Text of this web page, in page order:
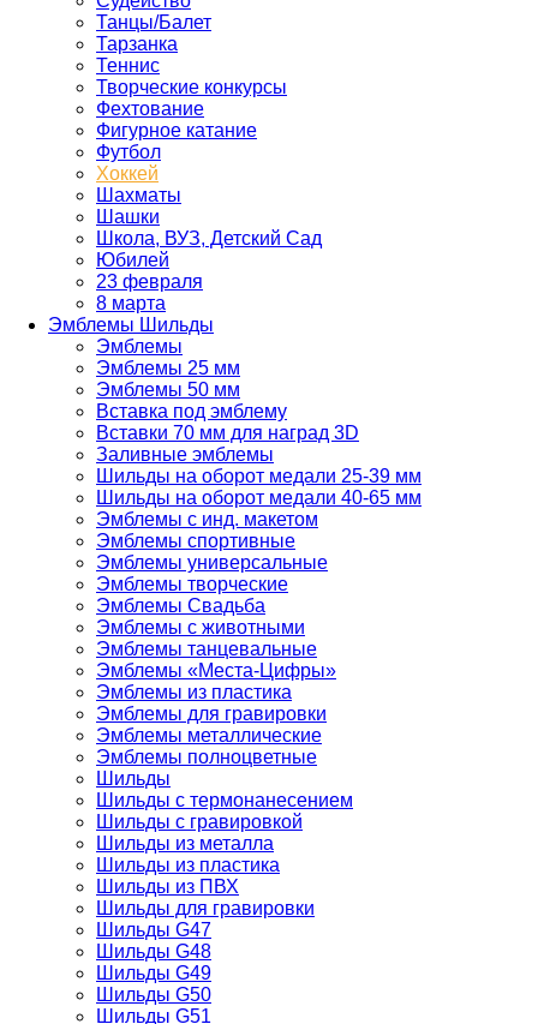
Танцы/Балет
Тарзанка
Теннис
Творческие конкурсы
Фехтование
Фигурное катание
Футбол
Хоккей
Шахматы
Шашки
Школа, ВУЗ, Детский Сад
Юбилей
23 февраля
8 марта
Эмблемы Шильды
Эмблемы
Эмблемы 25 мм
Эмблемы 50 мм
Вставка под эмблему
Вставки 70 мм для наград 3D
Заливные эмблемы
Шильды на оборот медали 25-39 мм
Шильды на оборот медали 40-65 мм
Эмблемы с инд. макетом
Эмблемы спортивные
Эмблемы универсальные
Эмблемы творческие
Эмблемы Свадьба
Эмблемы с животными
Эмблемы танцевальные
Эмблемы «Места-Цифры»
Эмблемы из пластика
Эмблемы для гравировки
Эмблемы металлические
Эмблемы полноцветные
Шильды
Шильды с термонанесением
Шильды с гравировкой
Шильды из металла
Шильды из пластика
Шильды из ПВХ
Шильды для гравировки
Шильды G47
Шильды G48
Шильды G49
Шильды G50
Шильды G51